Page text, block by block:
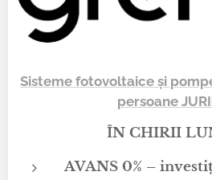
Sisteme fotovoltaice și
persoane
ÎN CHIRII
AVANS 0% –